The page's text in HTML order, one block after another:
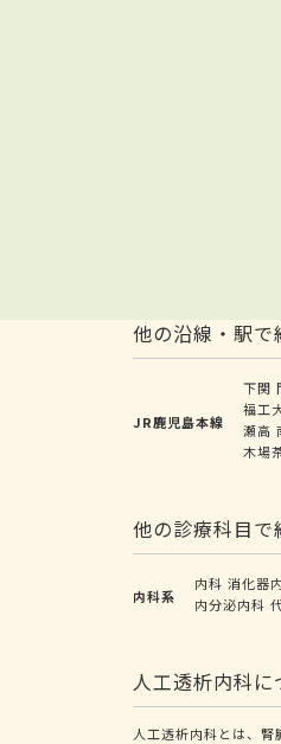
他の沿線・駅で
JR鹿児島本線
下関
福工
瀬高
木場
他の診療科目で
内科系
内科 消化器
内分泌内科
人工透析内科に
人工透析内科とは、